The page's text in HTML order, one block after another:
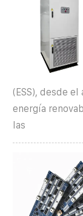
(ESS), desde
energía
las